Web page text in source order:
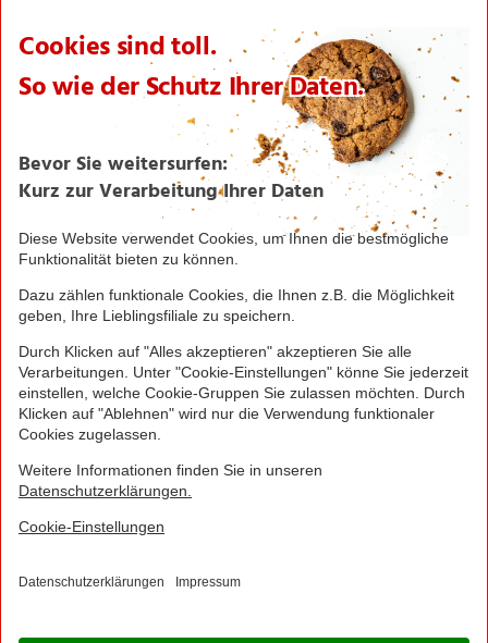
International
Filialnetz
Verantwortung/CSR
NORMA News
Imagebroschüre
Seite drucken
Nach oben
© 2016 - 2026 NORMA Lebensmittelfilialbetrieb
Stiftung & Co. KG
Sitemap Kontakt
Barrierefreiheitserklärung Compliance
Jetzt Ihre NORMA Filiale auswählen und noch